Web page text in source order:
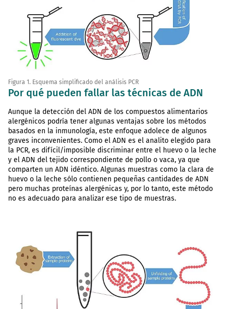
Figura 1. Esquema simplificado del análisis PCR
Por qué pueden fallar las técnicas de ADN
Aunque la detección del ADN de los compuestos alimentarios
alergénicos podría tener algunas ventajas sobre los métodos
basados en la inmunología, este enfoque adolece de algunos
graves inconvenientes. Como el ADN es el analito elegido para
la PCR, es difícil/imposible discriminar entre el huevo o la leche
y el ADN del tejido correspondiente de pollo o vaca, ya que
comparten un ADN idéntico. Algunas muestras como la clara de
huevo o la leche sólo contienen pequeñas cantidades de ADN
pero muchas proteínas alergénicas y, por lo tanto, este método
no es adecuado para analizar ese tipo de muestras.